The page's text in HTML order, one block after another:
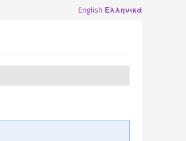
English Ελληνικά